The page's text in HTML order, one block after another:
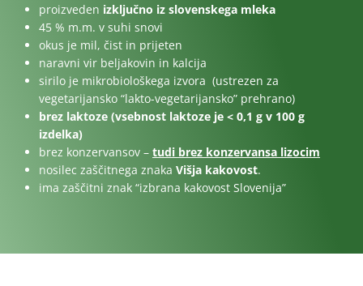
proizveden izključno iz slovenskega mleka
45 % m.m. v suhi snovi
okus je mil, čist in prijeten
naravni vir beljakovin in kalcija
sirilo je mikrobiološkega izvora (ustrezen za
vegetarijansko “lakto-vegetarijansko” prehrano)
brez laktoze (vsebnost laktoze je < 0,1 g v 100 g
izdelka)
brez konzervansov – tudi brez konzervansa lizocim
nosilec zaščitnega znaka Višja kakovost.
ima zaščitni znak “izbrana kakovost Slovenija”